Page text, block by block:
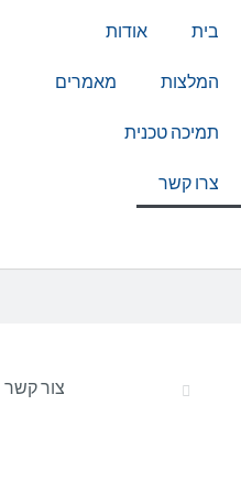
בית אודות
המלצות מאמרים
תמיכה טכנית
צרו קשר
צור קשר